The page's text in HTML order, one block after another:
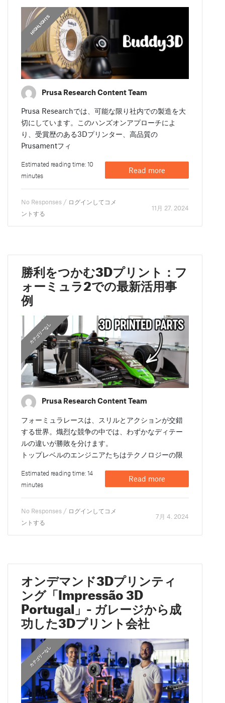
HIGHLIGHTS
Prusa Research Content Team
Prusa Researchでは、可能な限り社内での製造を大
切にしています。このハンズオンアプローチによ
り、受賞歴のある3Dプリンター、高品質の
Prusamentフィ
Estimated reading time: 10
minutes
Read more
No Responses / ログインしてコメ
ントする
11月 27. 2024
勝利をつかむ3Dプリント：フ
ォーミュラ2での最新活用事
例
カテゴリーなし
Prusa Research Content Team
フォーミュラレースは、スリルとアクションが交錯
する世界。熾烈な競争の中では、わずかなディテー
ルの違いが勝敗を分けます。
トップレベルのエンジニアたちはテクノロジーの限
Estimated reading time: 14
minutes
Read more
No Responses / ログインしてコメ
ントする
7月 4. 2024
オンデマンド3Dプリンティ
ング「Impressão 3D
Portugal」- ガレージから成
功した3Dプリント会社
カテゴリーなし